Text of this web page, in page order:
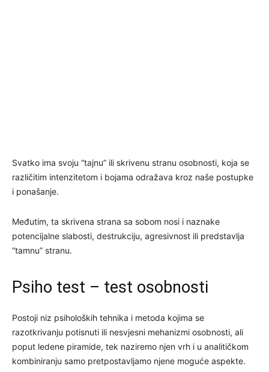
Svatko ima svoju “tajnu” ili skrivenu stranu osobnosti, koja se
različitim intenzitetom i bojama odražava kroz naše postupke
i ponašanje.
Međutim, ta skrivena strana sa sobom nosi i naznake
potencijalne slabosti, destrukciju, agresivnost ili predstavlja
“tamnu” stranu.
Psiho test – test osobnosti
Postoji niz psiholoških tehnika i metoda kojima se
razotkrivanju potisnuti ili nesvjesni mehanizmi osobnosti, ali
poput ledene piramide, tek naziremo njen vrh i u analitičkom
kombiniranju samo pretpostavljamo njene moguće aspekte.